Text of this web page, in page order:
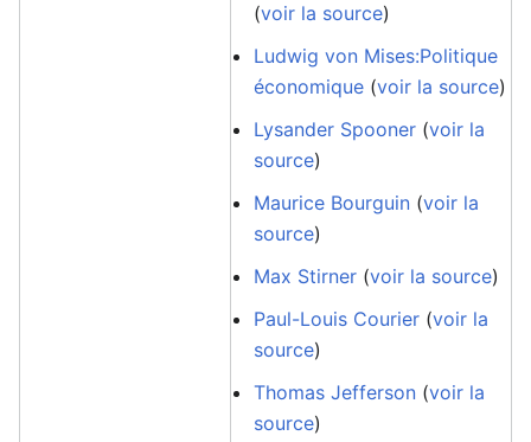
(voir la source)
Ludwig von Mises:Politique
économique (voir la source)
Lysander Spooner (voir la
source)
Maurice Bourguin (voir la
source)
Max Stirner (voir la source)
Paul-Louis Courier (voir la
source)
Thomas Jefferson (voir la
source)